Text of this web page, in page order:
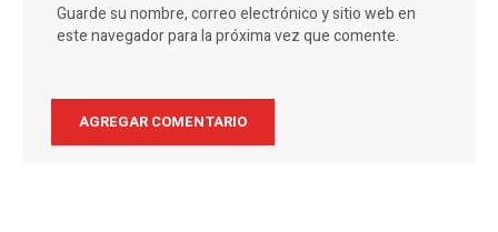
Guarde su nombre, correo electrónico y sitio web en
este navegador para la próxima vez que comente.